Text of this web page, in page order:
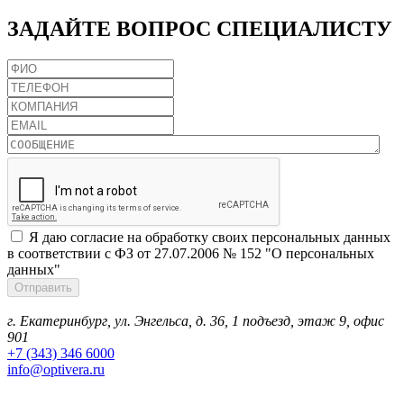
ЗАДАЙТЕ ВОПРОС СПЕЦИАЛИСТУ
Я даю согласие на обработку своих персональных данных
в соответствии с ФЗ от 27.07.2006 № 152 "О персональных
данных"
г. Екатеринбург, ул. Энгельса, д. 36, 1 подъезд, этаж 9, офис
901
+7 (343) 346 6000
info@optivera.ru